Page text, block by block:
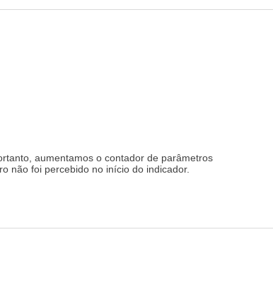
aumentamos o contador de parâmetros
não foi percebido no início do indicador.